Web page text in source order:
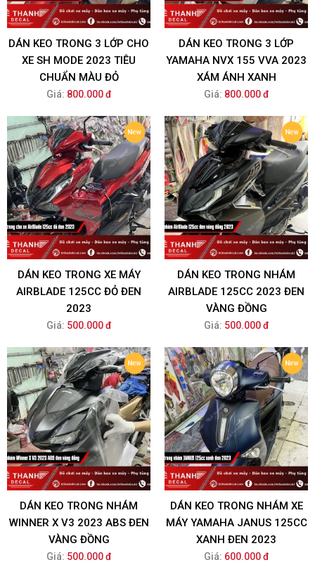
DÁN KEO TRONG 3 LỚP CHO
XE SH MODE 2023 TIÊU
CHUẨN MÀU ĐỎ
Giá: 800.000 đ
DÁN KEO TRONG 3 LỚP
YAMAHA NVX 155 VVA 2023
XÁM ÁNH XANH
Giá: 800.000 đ
DÁN KEO TRONG XE MÁY
AIRBLADE 125CC ĐỎ ĐEN
2023
Giá: 500.000 đ
DÁN KEO TRONG NHÁM
AIRBLADE 125CC 2023 ĐEN
VÀNG ĐỒNG
Giá: 500.000 đ
DÁN KEO TRONG NHÁM
WINNER X V3 2023 ABS ĐEN
VÀNG ĐỒNG
Giá: 500.000 đ
DÁN KEO TRONG NHÁM XE
MÁY YAMAHA JANUS 125CC
XANH ĐEN 2023
Giá: 600.000 đ